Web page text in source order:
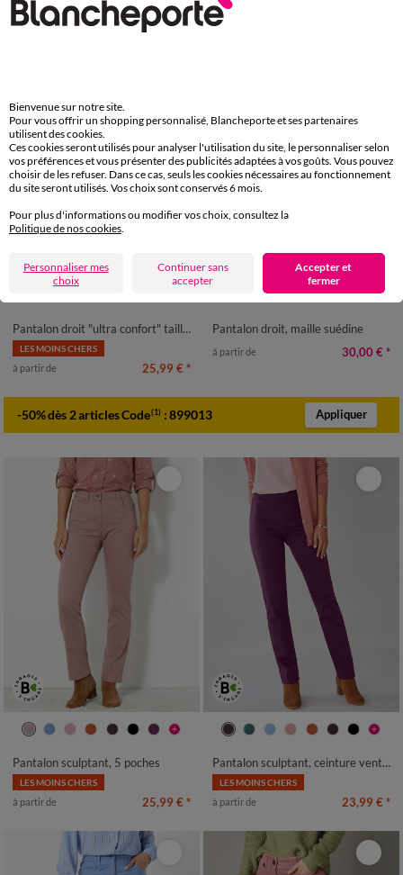
Pantalon droit "ultra confort" taille élastiquée
LES MOINS CHERS
à partir de 25,99 € *
40 42 44 46 48
Pantalon droit, maille suédine
à partir de 30,00 € *
-50% dès 2 articles Code(1) :899013 Appliquer
36 38 40 42 44 46
48
Pantalon sculptant, 5 poches
LES MOINS CHERS
à partir de 25,99 € *
36 38 40 42 44 46
48
Pantalon sculptant, ceinture ventre plat
LES MOINS CHERS
à partir de 23,99 € *
Bienvenue sur notre site.
Pour vous offrir un shopping personnalisé, Blancheporte et ses partenaires
utilisent des cookies.
Ces cookies seront utilisés pour analyser l'utilisation du site, le personnaliser selon
vos préférences et vous présenter des publicités adaptées à vos goûts. Vous pouvez
choisir de les refuser. Dans ce cas, seuls les cookies nécessaires au fonctionnement
du site seront utilisés. Vos choix sont conservés 6 mois.
Pour plus d'informations ou modifier vos choix, consultez la
Politique de nos cookies.
Personnaliser mes
choix
Continuer sans
accepter
Accepter et
fermer